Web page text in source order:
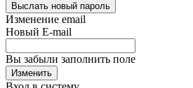
Выслать новый пароль
Изменение email
Новый E-mail
Вы забыли заполнить поле
Изменить